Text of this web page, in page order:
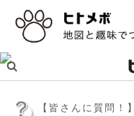
【皆さんに質問！】